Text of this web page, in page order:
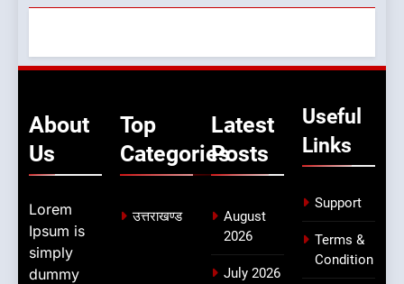
About
Us
Lorem
Ipsum is
simply
dummy
Top
Categories
उत्तराखण्ड
Latest
Posts
August
2026
July 2026
Useful
Links
Support
Terms &
Condition